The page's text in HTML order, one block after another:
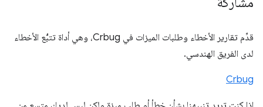
قدِّم تقارير الأخطاء وطلبات الميزات في Crbug، وهي أداة تتبُّع الأخطاء
لدى الفريق الهندسي.
Crbug